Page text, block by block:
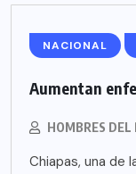
NACIONAL
Aumentan
HOMBRES DEL
Chiapas, una de